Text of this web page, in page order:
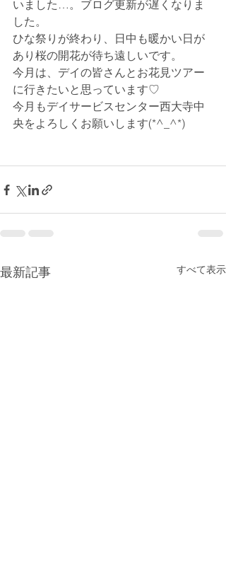
いました…。ブログ更新が遅くなりま
した。
ひな祭りが終わり、日中も暖かい日が
あり桜の開花が待ち遠しいです。
今月は、デイの皆さんとお花見ツアー
に行きたいと思っています♡
今月もデイサービスセンター西大寺中
央をよろしくお願いします(*^_^*)
最新記事 すべて表示